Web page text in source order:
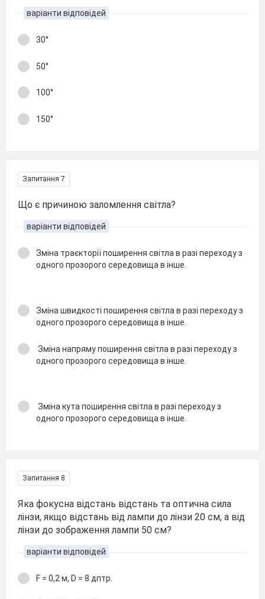
варіанти відповідей
30°
50°
100°
150°
Запитання 7
Що є причиною заломлення світла?
варіанти відповідей
Зміна траєкторії поширення світла в разі переходу з
одного прозорого середовища в інше.
Зміна швидкості поширення світла в разі переходу з
одного прозорого середовища в інше.
Зміна напряму поширення світла в разі переходу з
одного прозорого середовища в інше.
Зміна кута поширення світла в разі переходу з
одного прозорого середовища в інше.
Запитання 8
Яка фокусна відстань відстань та оптична сила
лінзи, якщо відстань від лампи до лінзи 20 см, а від
лінзи до зображення лампи 50 см?
варіанти відповідей
F = 0,2 м, D = 8 дптр.